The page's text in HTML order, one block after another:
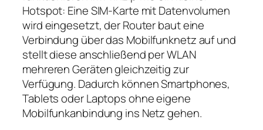
Hotspot: Eine SIM‑Karte mit Datenvolumen
wird eingesetzt, der Router baut eine
Verbindung über das Mobilfunknetz auf und
stellt diese anschließend per WLAN
mehreren Geräten gleichzeitig zur
Verfügung. Dadurch können Smartphones,
Tablets oder Laptops ohne eigene
Mobilfunkanbindung ins Netz gehen.